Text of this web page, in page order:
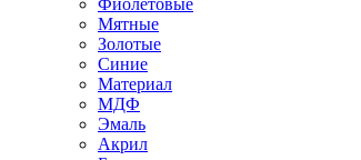
Мятные
Золотые
Синие
Материал
МДФ
Эмаль
Акрил